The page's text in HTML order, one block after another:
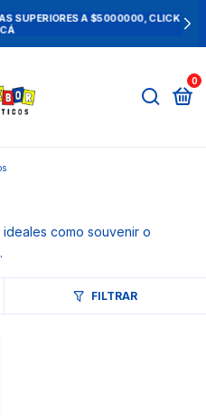
SUPERIORES A $5000000, CLICK
0
como souvenir o
FILTRAR